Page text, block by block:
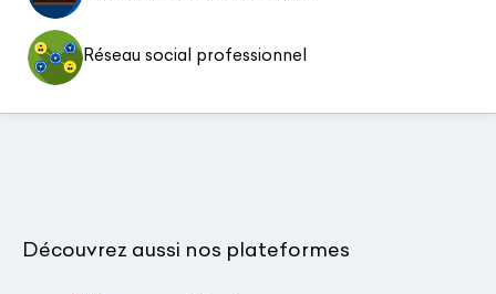
Réseau social professionnel
Découvrez aussi nos plateformes